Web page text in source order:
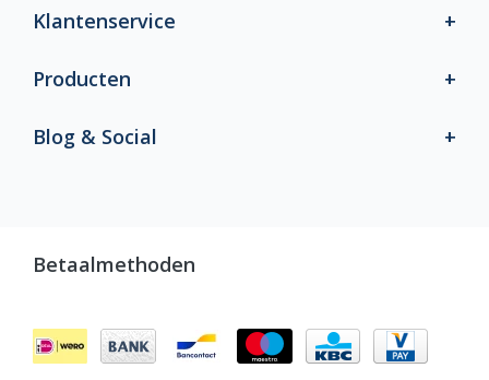
Klantenservice
Producten
Blog & Social
Betaalmethoden